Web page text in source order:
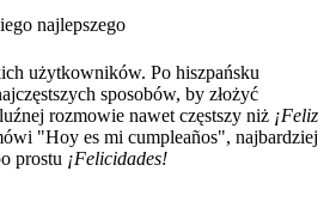
najlepszego
użytkowników. Po hiszpańsku
sposobów, by złożyć
rozmowie nawet częstszy niż ¡Feliz
"Hoy es mi cumpleaños", najbardziej
prostu ¡Felicidades!